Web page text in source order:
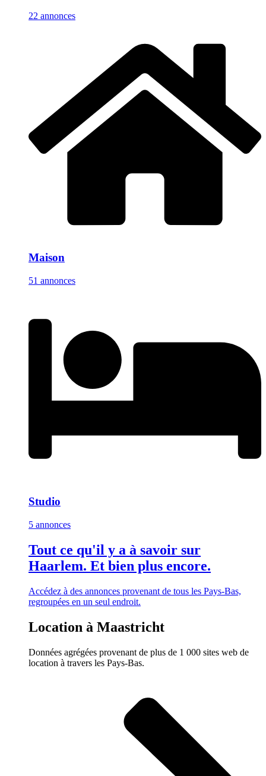
22 annonces
Maison
51 annonces
Studio
5 annonces
Tout ce qu'il y a à savoir sur
Haarlem. Et bien plus encore.
Accédez à des annonces provenant de tous les Pays-Bas,
regroupées en un seul endroit.
Location à Maastricht
Données agrégées provenant de plus de 1 000 sites web de
location à travers les Pays-Bas.